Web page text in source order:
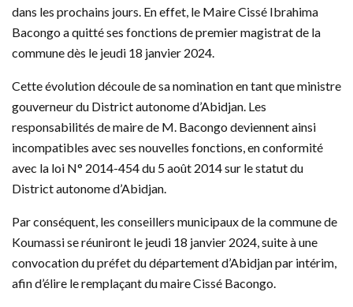
dans les prochains jours. En effet, le Maire Cissé Ibrahima
Bacongo a quitté ses fonctions de premier magistrat de la
commune dès le jeudi 18 janvier 2024.
Cette évolution découle de sa nomination en tant que ministre
gouverneur du District autonome d’Abidjan. Les
responsabilités de maire de M. Bacongo deviennent ainsi
incompatibles avec ses nouvelles fonctions, en conformité
avec la loi N° 2014-454 du 5 août 2014 sur le statut du
District autonome d’Abidjan.
Par conséquent, les conseillers municipaux de la commune de
Koumassi se réuniront le jeudi 18 janvier 2024, suite à une
convocation du préfet du département d’Abidjan par intérim,
afin d’élire le remplaçant du maire Cissé Bacongo.